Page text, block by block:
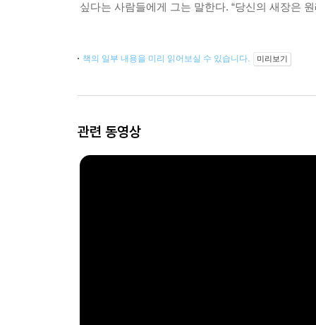
싶다는 사람들에게 그는 말한다. “당신의 새장은
책의 일부 내용을 미리 읽어보실 수 있습니다. 미리보기
관련 동영상